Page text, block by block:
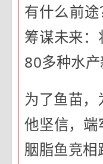
有什么前
筹谋未来：
80多种水
为了鱼苗
他坚信，端
胭脂鱼竞